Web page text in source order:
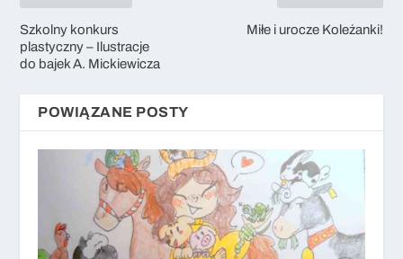
Szkolny konkurs
plastyczny – Ilustracje
do bajek A. Mickiewicza
Miłe i urocze Koleżanki!
POWIĄZANE POSTY